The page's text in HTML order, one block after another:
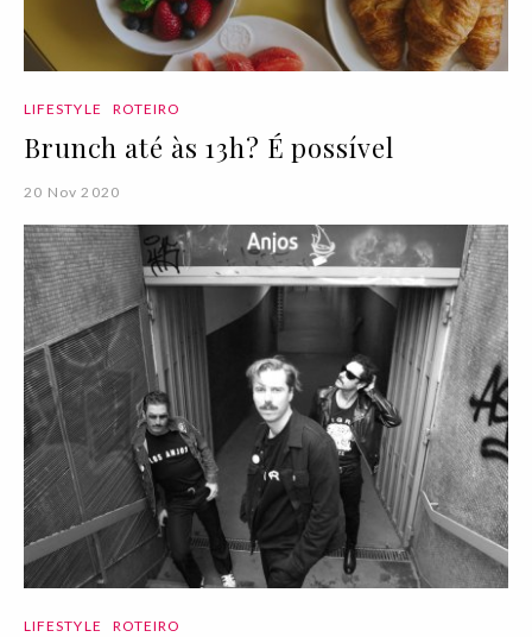
LIFESTYLE ROTEIRO
Brunch até às 13h? É possível
20 Nov 2020
LIFESTYLE ROTEIRO